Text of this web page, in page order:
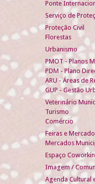
Ponte
Serviço de
Proteção Civil
Florestas
Urbanismo
PMOT - Planos
PDM - Plano
ARU - Áreas de
GUP - Gestão
Veterinário
Turismo
Comércio
Feiras e
Mercados
Espaço
Imagem /
Agenda Cultural